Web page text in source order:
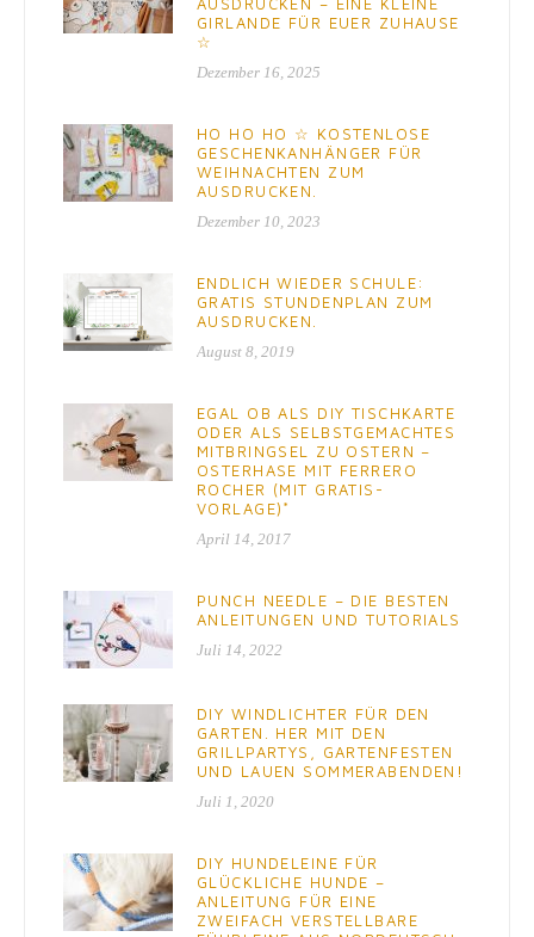
GIRLANDE FÜR EUER ZUHAUSE
☆
Dezember 16, 2025
HO HO HO ☆ KOSTENLOSE
GESCHENKANHÄNGER FÜR
WEIHNACHTEN ZUM
AUSDRUCKEN.
Dezember 10, 2023
ENDLICH WIEDER SCHULE:
GRATIS STUNDENPLAN ZUM
AUSDRUCKEN.
August 8, 2019
EGAL OB ALS DIY TISCHKARTE
ODER ALS SELBSTGEMACHTES
MITBRINGSEL ZU OSTERN –
OSTERHASE MIT FERRERO
ROCHER (MIT GRATIS-
VORLAGE)*
April 14, 2017
PUNCH NEEDLE – DIE BESTEN
ANLEITUNGEN UND TUTORIALS
Juli 14, 2022
DIY WINDLICHTER FÜR DEN
GARTEN. HER MIT DEN
GRILLPARTYS, GARTENFESTEN
UND LAUEN SOMMERABENDEN!
Juli 1, 2020
DIY HUNDELEINE FÜR
GLÜCKLICHE HUNDE –
ANLEITUNG FÜR EINE
ZWEIFACH VERSTELLBARE